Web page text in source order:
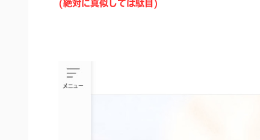
(絶対に真似しては駄目)